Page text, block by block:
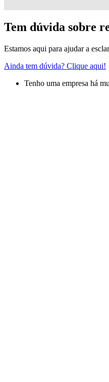
Tem dúvida sobre
Estamos aqui para ajudar a
Ainda tem dúvida? Clique aqui!
Tenho uma empresa há